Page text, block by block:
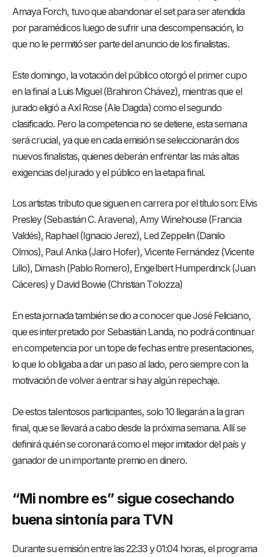
Amaya Forch, tuvo que abandonar el set para ser atendida
por paramédicos luego de sufrir una descompensación, lo
que no le permitió ser parte del anuncio de los finalistas.
Este domingo, la votación del público otorgó el primer cupo
en la final a Luis Miguel (Brahiron Chávez), mientras que el
jurado eligió a Axl Rose (Ale Dagda) como el segundo
clasificado. Pero la competencia no se detiene, esta semana
será crucial, ya que en cada emisión se seleccionarán dos
nuevos finalistas, quienes deberán enfrentar las más altas
exigencias del jurado y el público en la etapa final.
Los artistas tributo que siguen en carrera por el título son: Elvis
Presley (Sebastián C. Aravena), Amy Winehouse (Francia
Valdés), Raphael (Ignacio Jerez), Led Zeppelin (Danilo
Olmos), Paul Anka (Jairo Hofer), Vicente Fernández (Vicente
Lillo), Dimash (Pablo Romero), Engelbert Humperdinck (Juan
Cáceres) y David Bowie (Christian Tolozza)
En esta jornada también se dio a conocer que José Feliciano,
que es interpretado por Sebastián Landa, no podrá continuar
en competencia por un tope de fechas entre presentaciones,
lo que lo obligaba a dar un paso al lado, pero siempre con la
motivación de volver a entrar si hay algún repechaje.
De estos talentosos participantes, solo 10 llegarán a la gran
final, que se llevará a cabo desde la próxima semana. Allí se
definirá quién se coronará como el mejor imitador del país y
ganador de un importante premio en dinero.
“Mi nombre es” sigue cosechando
buena sintonía para TVN
Durante su emisión entre las 22:33 y 01:04 horas, el programa